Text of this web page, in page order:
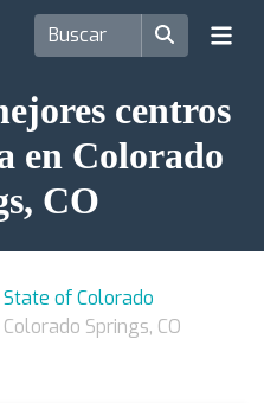
centros
en Colorado
CO
of Colorado
Springs, CO